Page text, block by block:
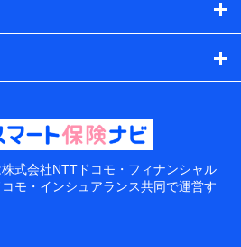
株式会社NTTドコモ・フィナンシャル
モ・インシュアランス共同で運営す